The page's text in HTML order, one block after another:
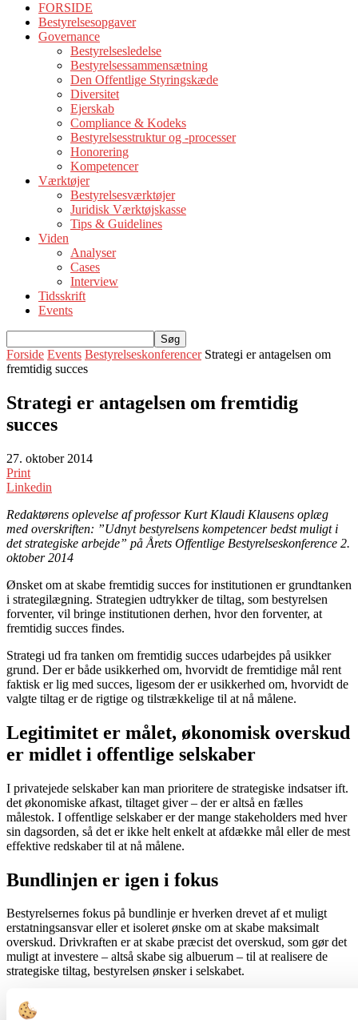
FORSIDE
Bestyrelsesopgaver
Governance
Bestyrelsesledelse
Bestyrelsessammensætning
Den Offentlige Styringskæde
Diversitet
Ejerskab
Compliance & Kodeks
Bestyrelsesstruktur og -processer
Honorering
Kompetencer
Værktøjer
Bestyrelsesværktøjer
Juridisk Værktøjskasse
Tips & Guidelines
Viden
Analyser
Cases
Interview
Tidsskrift
Events
Forside Events Bestyrelseskonferencer Strategi er antagelsen om
fremtidig succes
Strategi er antagelsen om fremtidig
succes
27. oktober 2014
Print
Linkedin
Redaktørens oplevelse af professor Kurt Klaudi Klausens oplæg
med overskriften: ”Udnyt bestyrelsens kompetencer bedst muligt i
det strategiske arbejde” på Årets Offentlige Bestyrelseskonference 2.
oktober 2014
Ønsket om at skabe fremtidig succes for institutionen er grundtanken
i strategilægning. Strategien udtrykker de tiltag, som bestyrelsen
forventer, vil bringe institutionen derhen, hvor den forventer, at
fremtidig succes findes.
Strategi ud fra tanken om fremtidig succes udarbejdes på usikker
grund. Der er både usikkerhed om, hvorvidt de fremtidige mål rent
faktisk er lig med succes, ligesom der er usikkerhed om, hvorvidt de
valgte tiltag er de rigtige og tilstrækkelige til at nå målene.
Legitimitet er målet, økonomisk overskud
er midlet i offentlige selskaber
I privatejede selskaber kan man prioritere de strategiske indsatser ift.
det økonomiske afkast, tiltaget giver – der er altså en fælles
målestok. I offentlige selskaber er der mange stakeholders med hver
sin dagsorden, så det er ikke helt enkelt at afdække mål eller de mest
effektive redskaber til at nå målene.
Bundlinjen er igen i fokus
Bestyrelsernes fokus på bundlinje er hverken drevet af et muligt
erstatningsansvar eller et isoleret ønske om at skabe maksimalt
overskud. Drivkraften er at skabe præcist det overskud, som gør det
muligt at investere – altså skabe sig albuerum – til at realisere de
strategiske tiltag, bestyrelsen ønsker i selskabet.
Strategien sætter fokus på at skabe